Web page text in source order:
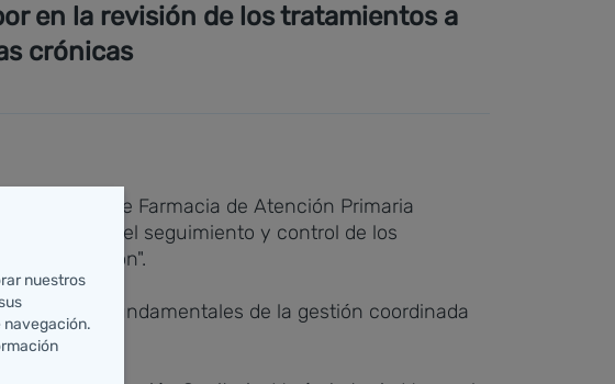
en la revisión de los tratamientos a
crónicas
Española de Farmacia de Atención Primaria
en el seguimiento y control de los
utilización".
fundamentales de la gestión coordinada
nuestros
navegación.